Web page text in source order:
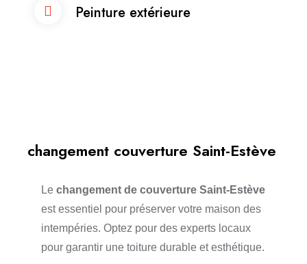
Peinture extérieure
changement couverture Saint-Estève
Le changement de couverture Saint-Estève
est essentiel pour préserver votre maison des
intempéries. Optez pour des experts locaux
pour garantir une toiture durable et esthétique.